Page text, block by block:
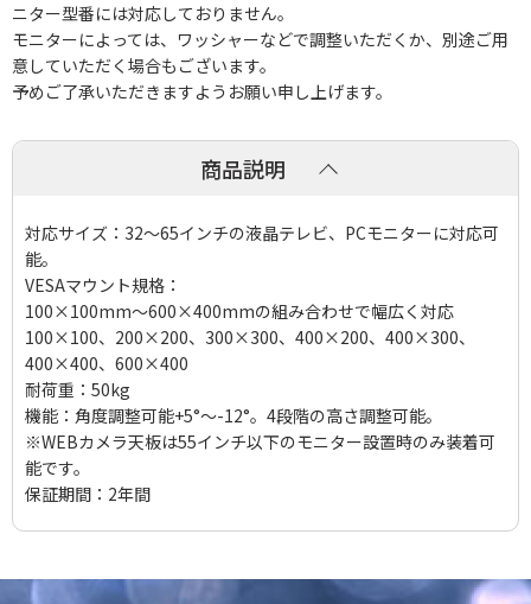
ニター型番には対応しておりません。
モニターによっては、ワッシャーなどで調整いただくか、別途ご用
意していただく場合もございます。
予めご了承いただきますようお願い申し上げます。
商品説明
対応サイズ：32～65インチの液晶テレビ、PCモニターに対応可
能。
VESAマウント規格：
100×100mm〜600×400mmの組み合わせで幅広く対応
100×100、200×200、300×300、400×200、400×300、
400×400、600×400
耐荷重：50kg
機能：角度調整可能+5°～-12°。4段階の高さ調整可能。
※WEBカメラ天板は55インチ以下のモニター設置時のみ装着可
能です。
保証期間：2年間